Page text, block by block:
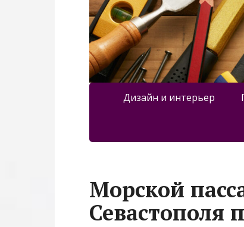
Дизайн и интерьер
Морской
Севастополя